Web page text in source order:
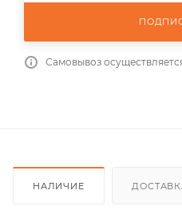
Самовывоз
НАЛИЧИЕ